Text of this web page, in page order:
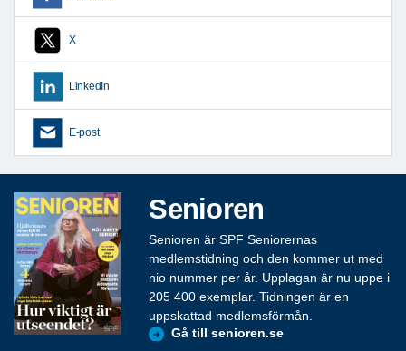
X
LinkedIn
E-post
Senioren
Senioren är SPF Seniorernas
medlemstidning och den kommer ut med
nio nummer per år. Upplagan är nu uppe i
205 400 exemplar. Tidningen är en
uppskattad medlemsförmån.
Gå till senioren.se